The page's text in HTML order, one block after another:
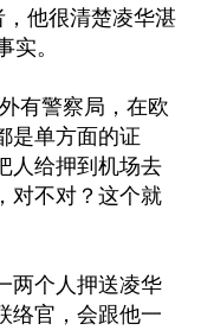
，他很清楚凌华湛
实。
有警察局，在欧
是单方面的证
人给押到机场去
对不对？这个就
两个人押送凌华
络官，会跟他一